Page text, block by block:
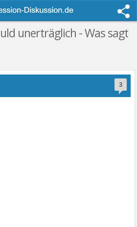
unerträglich - Was sagt
3